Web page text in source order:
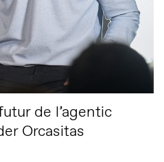
de l’agentic
Orcasitas